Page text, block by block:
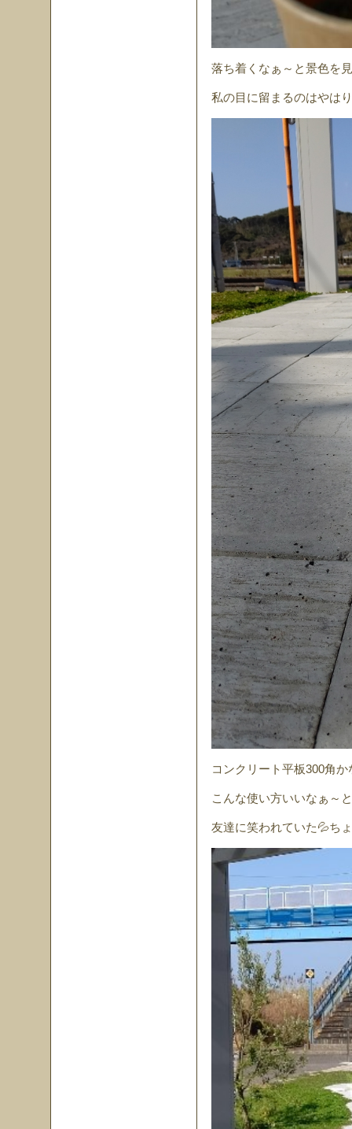
落ち着くなぁ～と景色を
私の目に留まるのはやは
コンクリート平板300角
こんな使い方いいなぁ～
友達に笑われていた💦ち